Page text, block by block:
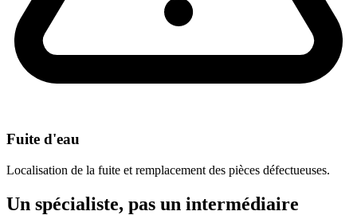
Fuite d'eau
Localisation de la fuite et remplacement des pièces défectueuses.
Un spécialiste, pas un intermédiaire